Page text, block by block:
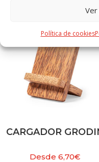
Política de cookies
CARGADOR
Desde 6,70€